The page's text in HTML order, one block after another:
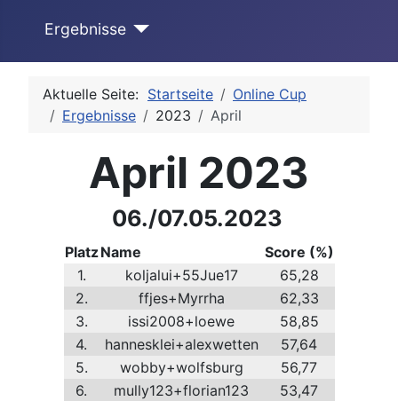
Ergebnisse
Aktuelle Seite: Startseite
Online Cup
Ergebnisse
2023 April
April 2023
06./07.05.2023
PlatzName
Score (%)
1.
koljalui+55Jue17
65,28
2.
ffjes+Myrrha
62,33
3.
issi2008+loewe
58,85
4.
hannesklei+alexwetten
57,64
5.
wobby+wolfsburg
56,77
6.
mully123+florian123
53,47